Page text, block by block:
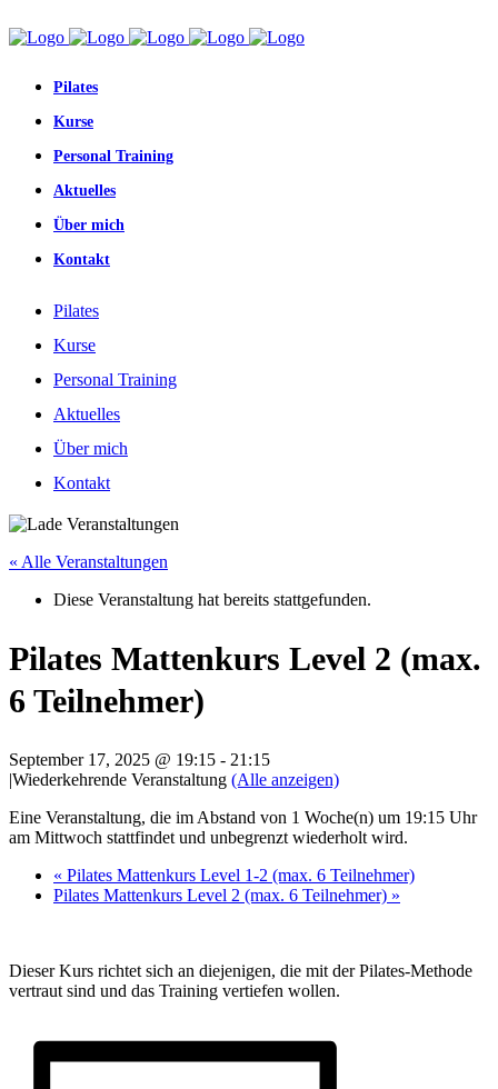
Pilates
Kurse
Personal Training
Aktuelles
Über mich
Kontakt
Pilates
Kurse
Personal Training
Aktuelles
Über mich
Kontakt
« Alle Veranstaltungen
Diese Veranstaltung hat bereits stattgefunden.
Pilates Mattenkurs Level 2 (max.
6 Teilnehmer)
September 17, 2025 @ 19:15 - 21:15
|Wiederkehrende Veranstaltung (Alle anzeigen)
Eine Veranstaltung, die im Abstand von 1 Woche(n) um 19:15 Uhr
am Mittwoch stattfindet und unbegrenzt wiederholt wird.
« Pilates Mattenkurs Level 1-2 (max. 6 Teilnehmer)
Pilates Mattenkurs Level 2 (max. 6 Teilnehmer) »
Dieser Kurs richtet sich an diejenigen, die mit der Pilates-Methode
vertraut sind und das Training vertiefen wollen.